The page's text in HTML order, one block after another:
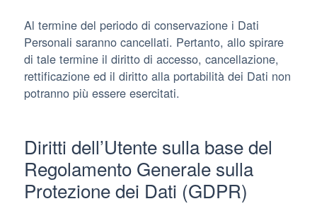
Al termine del periodo di conservazione i Dati
Personali saranno cancellati. Pertanto, allo spirare
di tale termine il diritto di accesso, cancellazione,
rettificazione ed il diritto alla portabilità dei Dati non
potranno più essere esercitati.
Diritti dell’Utente sulla base del
Regolamento Generale sulla
Protezione dei Dati (GDPR)